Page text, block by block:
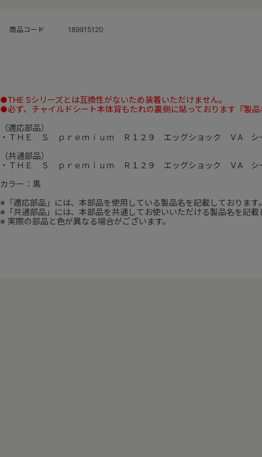
商品コード 189915120
●THE Sシリーズとは互換性がないため装着いただけません。
●必ず、チャイルドシート本体背もたれの裏側に貼っております『製
（適応部品）
・ＴＨＥ Ｓ ｐｒｅｍｉｕｍ Ｒ１２９ エッグショック ＶA シ
（共通部品）
・ＴＨＥ Ｓ ｐｒｅｍｉｕｍ Ｒ１２９ エッグショック ＶA シ
カラー：黒
※「適応部品」には、本部品を使用している製品名を記載しております
※「共通部品」には、本部品を共通してお使いいただける製品名を記載
※ 実際の部品と色が異なる場合がございます。